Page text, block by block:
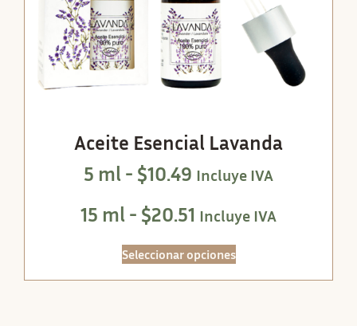
Aceite Esencial Lavanda
5 ml - $10.49 Incluye IVA
15 ml - $20.51 Incluye IVA
Seleccionar opciones